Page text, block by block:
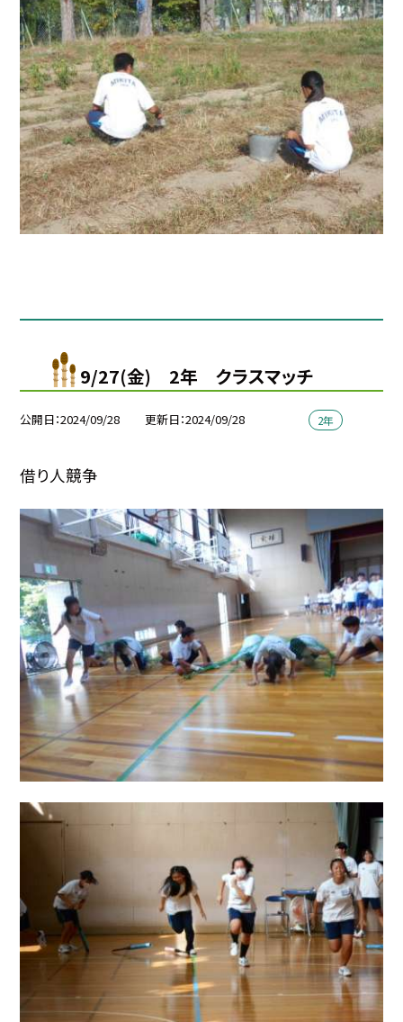
9/27(金) 2年 クラスマッチ
公開日 2024/09/28 更新日 2024/09/28 2年
借り人競争